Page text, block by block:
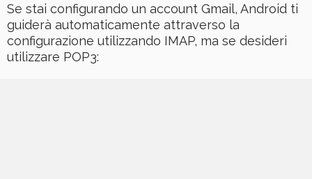
Se stai configurando un account Gmail, Android ti
guiderà automaticamente attraverso la
configurazione utilizzando IMAP, ma se desideri
utilizzare POP3: